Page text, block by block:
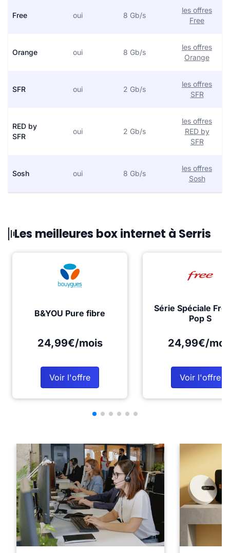
Free oui 8 Gb/s
les offres
Free
Orange oui 8 Gb/s
les offres
Orange
SFR oui 2 Gb/s
les offres
SFR
RED by
SFR
oui 2 Gb/s
les offres
RED by
SFR
Sosh oui 8 Gb/s
les offres
Sosh
Les meilleures box internet à Serris
B&YOU Pure fibre
24,99€/mois
Voir l'offre
Série Spéciale
Pop S
24,99€/
Voir l'offre